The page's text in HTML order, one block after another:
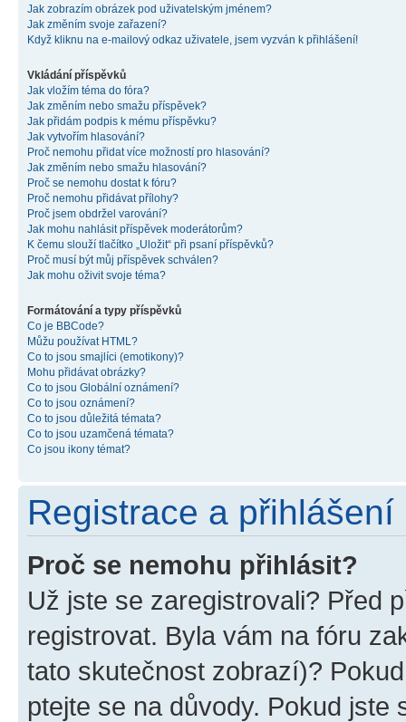
Jak zobrazím obrázek pod uživatelským jménem?
Jak změním svoje zařazení?
Když kliknu na e-mailový odkaz uživatele, jsem vyzván k přihlášení!
Vkládání příspěvků
Jak vložím téma do fóra?
Jak změním nebo smažu příspěvek?
Jak přidám podpis k mému příspěvku?
Jak vytvořím hlasování?
Proč nemohu přidat více možností pro hlasování?
Jak změním nebo smažu hlasování?
Proč se nemohu dostat k fóru?
Proč nemohu přidávat přílohy?
Proč jsem obdržel varování?
Jak mohu nahlásit příspěvek moderátorům?
K čemu slouží tlačítko „Uložit“ při psaní příspěvků?
Proč musí být můj příspěvek schválen?
Jak mohu oživit svoje téma?
Formátování a typy příspěvků
Co je BBCode?
Můžu používat HTML?
Co to jsou smajlíci (emotikony)?
Mohu přidávat obrázky?
Co to jsou Globální oznámení?
Co to jsou oznámení?
Co to jsou důležitá témata?
Co to jsou uzamčená témata?
Co jsou ikony témat?
Registrace a přihlášení
Proč se nemohu přihlásit?
Už jste se zaregistrovali? Před
registrovat. Byla vám na fóru
tato skutečnost zobrazí)?
ptejte se na důvody. Pokud jste